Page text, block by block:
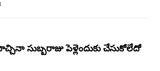
సుబ్బరాజు పెళ్లెందుకు చేసుకోలేదో